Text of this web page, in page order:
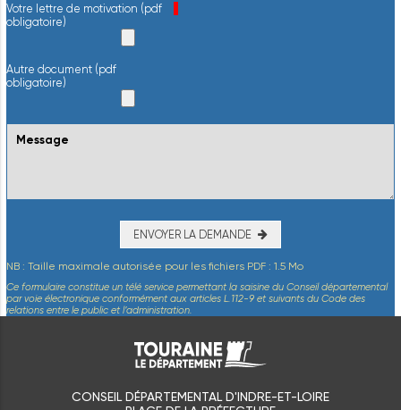
Champ obligatoire
Votre lettre de motivation (pdf
obligatoire)
Autre document (pdf
obligatoire)
ENVOYER LA DEMANDE
NB : Taille maximale autorisée pour les fichiers PDF : 1.5 Mo
Ce formulaire constitue un télé service permettant la saisine du Conseil départemental
par voie électronique conformément aux articles L.112-9 et suivants du Code des
relations entre le public et l’administration.
CONSEIL DÉPARTEMENTAL D'INDRE-ET-LOIRE